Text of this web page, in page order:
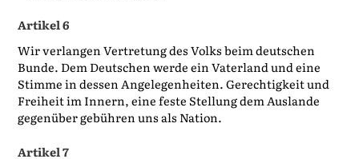
Artikel 6
Wir verlangen Vertretung des Volks beim deutschen
Bunde. Dem Deutschen werde ein Vaterland und eine
Stimme in dessen Angelegenheiten. Gerechtigkeit und
Freiheit im Innern, eine feste Stellung dem Auslande
gegenüber gebühren uns als Nation.
Artikel 7